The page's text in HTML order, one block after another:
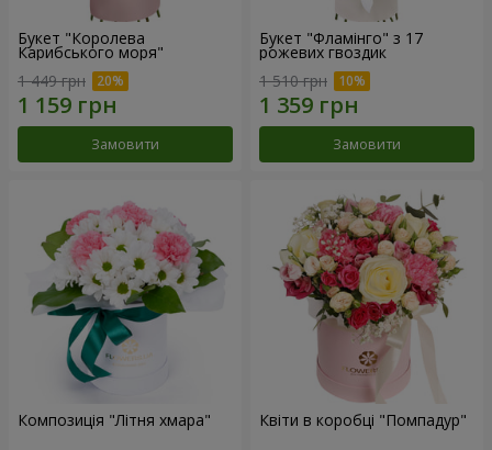
Букет "Королева
Карибського моря"
1 449 грн
Замовити
Букет "Фламінго" з 17
рожевих гвоздик
1 510 грн
Замовити
Композиція "Літня хмара" Квіти в коробці "Помпадур"